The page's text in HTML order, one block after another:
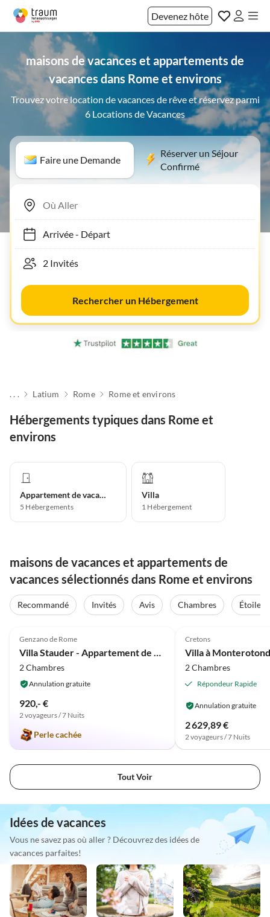
Devenez hôte
maisons de vacances et appartements de
vacances dans Rome et environs
Trouvez votre location de vacances de rêve et réservez parmi
6 Locations de Vacances
Faire une Demande
Réserver un Séjour
Confirmé
Arrivée- Départ
Rechercher un Hébergement
. . . Latium Rome Rome et environs
Hébergements typiques dans Rome et
environs
Appartement de vacances
5 Hébergements
Villa
1 Hébergement
maisons de vacances et appartements de
vacances sélectionnés dans Rome et environs
Recommandé Invités Avis Chambres Étoiles
Meilleure
Genzano de Rome
2 Chambres
Annulation gratuite
920,- €
2 voyageurs / 7 Nuits
Perle cachée
Cretons
2 Chambres
Répondeur Rapide
Annulation gratuite
2 629,89 €
2 voyageurs / 7 Nuits
Tout Voir
Idées de vacances
Vous ne savez pas où aller ? Découvrez des idées de
vacances parfaites!